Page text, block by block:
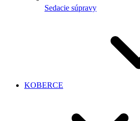
Sedacie súpravy
KOBERCE